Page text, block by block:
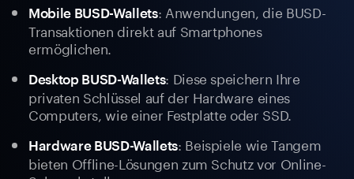
Mobile BUSD-Wallets: Anwendungen, die BUSD-
Transaktionen direkt auf Smartphones
ermöglichen.
Desktop BUSD-Wallets: Diese speichern Ihre
privaten Schlüssel auf der Hardware eines
Computers, wie einer Festplatte oder SSD.
Hardware BUSD-Wallets: Beispiele wie Tangem
bieten Offline-Lösungen zum Schutz vor Online-